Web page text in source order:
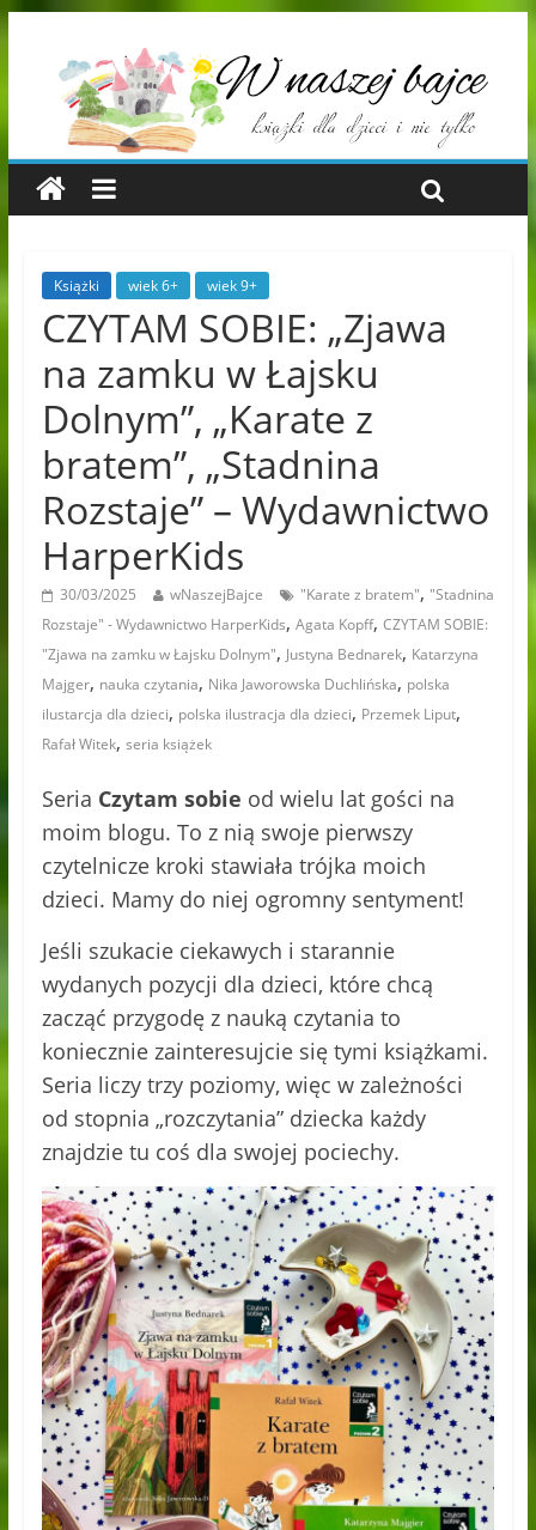
Książki wiek 6+ wiek 9+
CZYTAM SOBIE: „Zjawa
na zamku w Łajsku
Dolnym”, „Karate z
bratem”, „Stadnina
Rozstaje” – Wydawnictwo
HarperKids
30/03/2025 wNaszejBajce "Karate z bratem", "Stadnina
Rozstaje" - Wydawnictwo HarperKids, Agata Kopff, CZYTAM SOBIE:
"Zjawa na zamku w Łajsku Dolnym", Justyna Bednarek, Katarzyna
Majger, nauka czytania, Nika Jaworowska Duchlińska, polska
ilustarcja dla dzieci, polska ilustracja dla dzieci, Przemek Liput,
Rafał Witek, seria książek
Seria Czytam sobie od wielu lat gości na
moim blogu. To z nią swoje pierwszy
czytelnicze kroki stawiała trójka moich
dzieci. Mamy do niej ogromny sentyment!
Jeśli szukacie ciekawych i starannie
wydanych pozycji dla dzieci, które chcą
zacząć przygodę z nauką czytania to
koniecznie zainteresujcie się tymi książkami.
Seria liczy trzy poziomy, więc w zależności
od stopnia „rozczytania” dziecka każdy
znajdzie tu coś dla swojej pociechy.